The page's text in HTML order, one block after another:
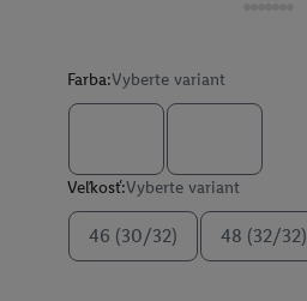
Farba:Vyberte variant
Veľkosť:Vyberte variant
46 (30/32) 48 (32/32)